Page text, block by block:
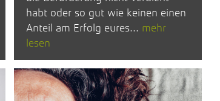
habt oder so gut wie keinen einen
Anteil am Erfolg eures... mehr
lesen